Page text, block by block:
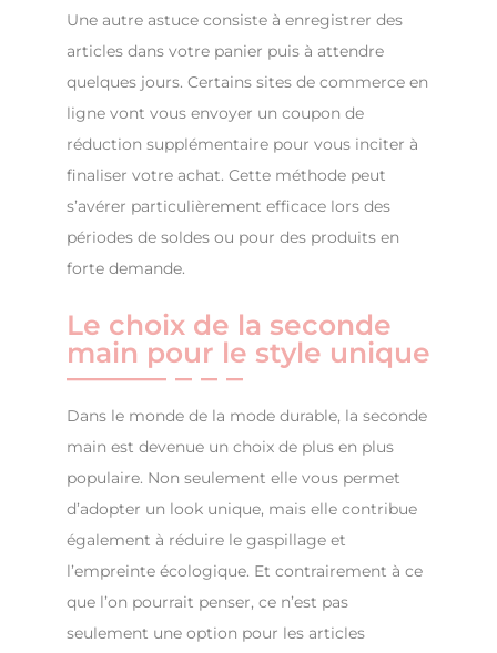
Une autre astuce consiste à enregistrer des
articles dans votre panier puis à attendre
quelques jours. Certains sites de commerce en
ligne vont vous envoyer un coupon de
réduction supplémentaire pour vous inciter à
finaliser votre achat. Cette méthode peut
s’avérer particulièrement efficace lors des
périodes de soldes ou pour des produits en
forte demande.
Le choix de la seconde
main pour le style unique
Dans le monde de la mode durable, la seconde
main est devenue un choix de plus en plus
populaire. Non seulement elle vous permet
d’adopter un look unique, mais elle contribue
également à réduire le gaspillage et
l’empreinte écologique. Et contrairement à ce
que l’on pourrait penser, ce n’est pas
seulement une option pour les articles